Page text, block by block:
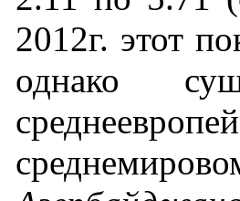
2012г. этот
однако